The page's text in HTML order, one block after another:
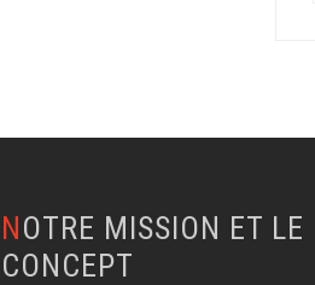
NOTRE MISSION ET LE
CONCEPT